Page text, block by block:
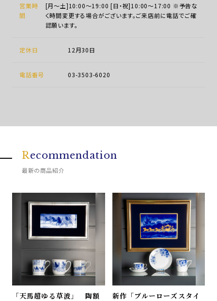
営業時
間
[月～土]10:00～19:00 [日・祝]10:00～17:00 ※予告な
く時間変更する場合がございます。ご来店前に電話でご確
認願います。
定休日 12月30日
電話番号 03-3503-6020
Recommendation
最新の商品紹介
「天馬超ゆる草波」 陶額
新作「ブルーローズスタイ